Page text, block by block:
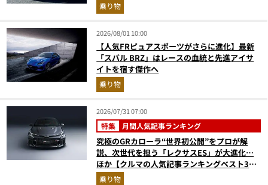
乗り物
2026/08/01 10:00
【人気FRピュアスポーツがさらに進化】最新
「スバル BRZ」はレースの血統と先進アイサ
イトを宿す傑作へ
乗り物
2026/07/31 07:00
特集 月間人気記事ランキング
究極のGRカローラ“世界初公開”をプロが解
説、次世代を担う「レクサスES」が大進化…
ほか【クルマの人気記事ランキングベスト3】
（2026年6月版）
乗り物